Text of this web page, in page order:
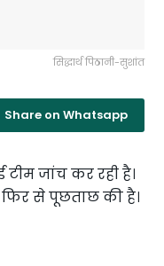
सिद्धार्थ पिठानी-सुशांत
Share on Whatsapp
जांच कर रही है।
फिर से पूछताछ की है।